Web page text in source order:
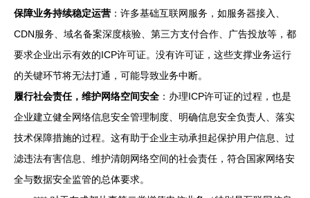
保障业务持续稳定运营 ：许多基础互联网服务，如服务器接入、
CDN服务、域名备案深度核验、第三方支付合作、广告投放等，都
要求企业出示有效的ICP许可证。没有许可证，这些支撑业务运行
的关键环节将无法打通，可能导致业务中断。
履行社会责任，维护网络空间安全 ：办理ICP许可证的过程，也是
企业建立健全网络信息安全管理制度、明确信息安全负责人、落实
技术保障措施的过程。这有助于企业主动承担起保护用户信息、过
滤违法有害信息、维护清朗网络空间的社会责任，符合国家网络安
全与数据安全监管的总体要求。